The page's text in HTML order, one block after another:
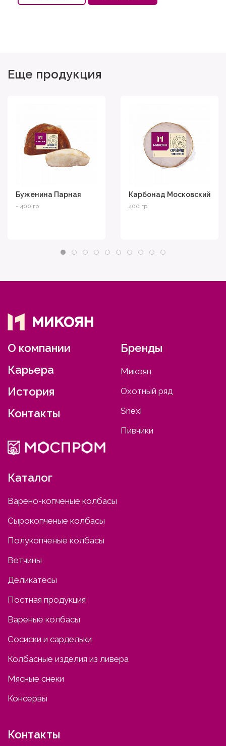
Еще продукция
Буженина Парная
~ 400 гр
Карбонад Московский
400 гр
О компании
Карьера
История
Контакты
Бренды
Микоян
Охотный ряд
Snexi
Пивчики
Каталог
Варено-копченые колбасы
Сырокопченые колбасы
Полукопченые колбасы
Ветчины
Деликатесы
Постная продукция
Вареные колбасы
Сосиски и сардельки
Колбасные изделия из ливера
Мясные снеки
Консервы
Контакты